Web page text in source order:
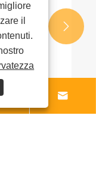


il